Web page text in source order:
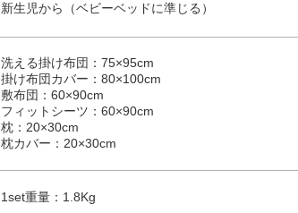
新生児から（ベビーベッドに準じる）
洗える掛け布団：75×95cm
掛け布団カバー：80×100cm
敷布団：60×90cm
フィットシーツ：60×90cm
枕：20×30cm
枕カバー：20×30cm
1set重量：1.8Kg